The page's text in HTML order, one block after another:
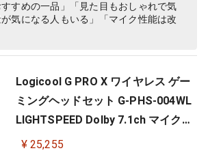
すめの一品」「見た目もおしゃれで気
気になる人もいる」「マイク性能は改
Logicool G PRO X ワイヤレス ゲー
ミングヘッドセット G-PHS-004WL
LIGHTSPEED Dolby 7.1ch マイク付
き 20時間連続使用可能 軽量 充電式
¥ 25,255